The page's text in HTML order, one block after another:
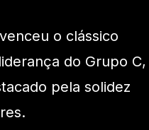
o clássico
do Grupo C,
pela solidez